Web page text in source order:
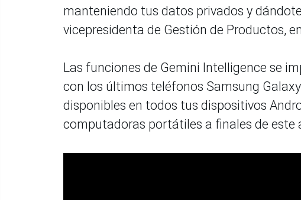
manteniendo tus datos privados y
vicepresidenta de Gestión de Productos, en
Las funciones de Gemini Intelligence se
con los últimos teléfonos Samsung
disponibles en todos tus dispositivos
computadoras portátiles a finales de este